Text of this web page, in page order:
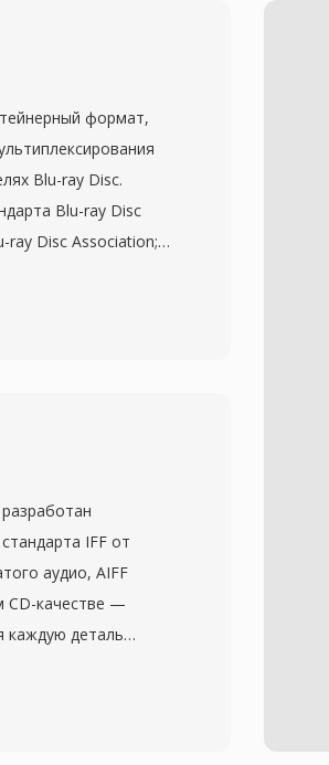
формат,
Blu-ray Disc.
Blu-ray Disc
ray Disc Association;
в 2006 году. Файлы
пакетов помогает
M2TS
ray — H.264/AVC,
TrueHD, DTS-HD
объёмного
AVCHD
делает его
IFF от
аудио, AIFF
CD-качестве —
каждую деталь
Формат